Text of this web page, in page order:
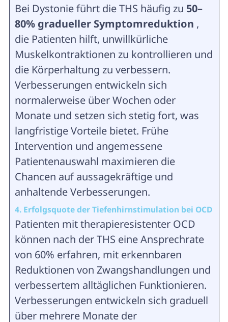
Bei Dystonie führt die THS häufig zu 50–
80% gradueller Symptomreduktion ,
die Patienten hilft, unwillkürliche
Muskelkontraktionen zu kontrollieren und
die Körperhaltung zu verbessern.
Verbesserungen entwickeln sich
normalerweise über Wochen oder
Monate und setzen sich stetig fort, was
langfristige Vorteile bietet. Frühe
Intervention und angemessene
Patientenauswahl maximieren die
Chancen auf aussagekräftige und
anhaltende Verbesserungen.
4. Erfolgsquote der Tiefenhirnstimulation bei OCD
Patienten mit therapieresistenter OCD
können nach der THS eine Ansprechrate
von 60% erfahren, mit erkennbaren
Reduktionen von Zwangshandlungen und
verbessertem alltäglichen Funktionieren.
Verbesserungen entwickeln sich graduell
über mehrere Monate der